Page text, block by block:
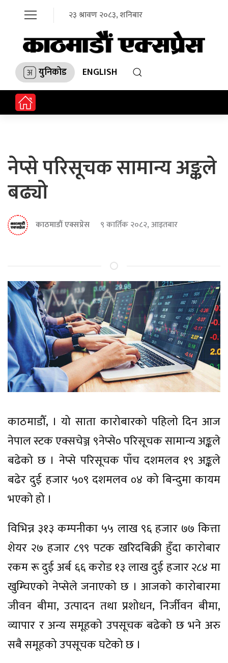
२३ श्रावण २०८३, शनिबार
युनिकोड ENGLISH
नेप्से परिसूचक सामान्य अङ्कले
बढ्यो
काठमाडौं एक्सप्रेस ९ कार्तिक २०८२, आइतबार
काठमाडौँ, । यो साता कारोबारको पहिलो दिन आज
नेपाल स्टक एक्सचेञ्ज ९नेप्से० परिसूचक सामान्य अङ्कले
बढेको छ । नेप्से परिसूचक पाँच दशमलव १९ अङ्कले
बढेर दुई हजार ५०९ दशमलव ०४ को बिन्दुमा कायम
भएको हो ।
विभिन्न ३१३ कम्पनीका ५५ लाख ९६ हजार ७७ कित्ता
शेयर २७ हजार ८९९ पटक खरिदबिक्री हुँदा कारोबार
रकम रू दुई अर्ब ६६ करोड १३ लाख दुई हजार २८४ मा
खुम्चिएको नेप्सेले जनाएको छ । आजको कारोबारमा
जीवन बीमा, उत्पादन तथा प्रशोधन, निर्जीवन बीमा,
व्यापार र अन्य समूहको उपसूचक बढेको छ भने अरु
सबै समूहको उपसूचक घटेको छ ।